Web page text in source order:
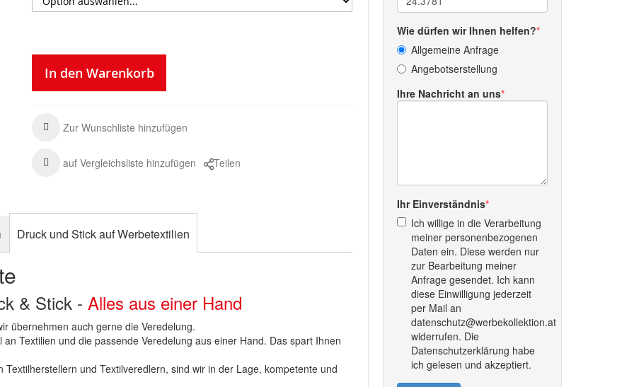
In den Warenkorb
Zur Wunschliste hinzufügen
auf Vergleichsliste hinzufügen Teilen
Wie dürfen wir Ihnen helfen?
Allgemeine Anfrage
Angebotserstellung
Ihre Nachricht an uns
Ihr Einverständnis
Ich willige in die Verarbeitung
meiner personenbezogenen
Daten ein. Diese werden nur
zur Bearbeitung meiner
Anfrage gesendet. Ich kann
diese Einwilligung jederzeit
per Mail an
datenschutz@werbekollektion.at
widerrufen. Die
Datenschutzerklärung habe
ich gelesen und akzeptiert.
Druck und Stick auf Werbetextilien
& Stick -Alles aus einer Hand
übernehmen auch gerne die Veredelung.
Textilien und die passende Veredelung aus einer Hand. Das spart Ihnen
und Textilveredlern, sind wir in der Lage, kompetente und